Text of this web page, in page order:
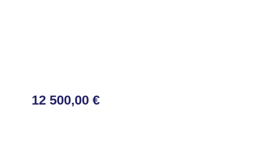
12 500,00 €